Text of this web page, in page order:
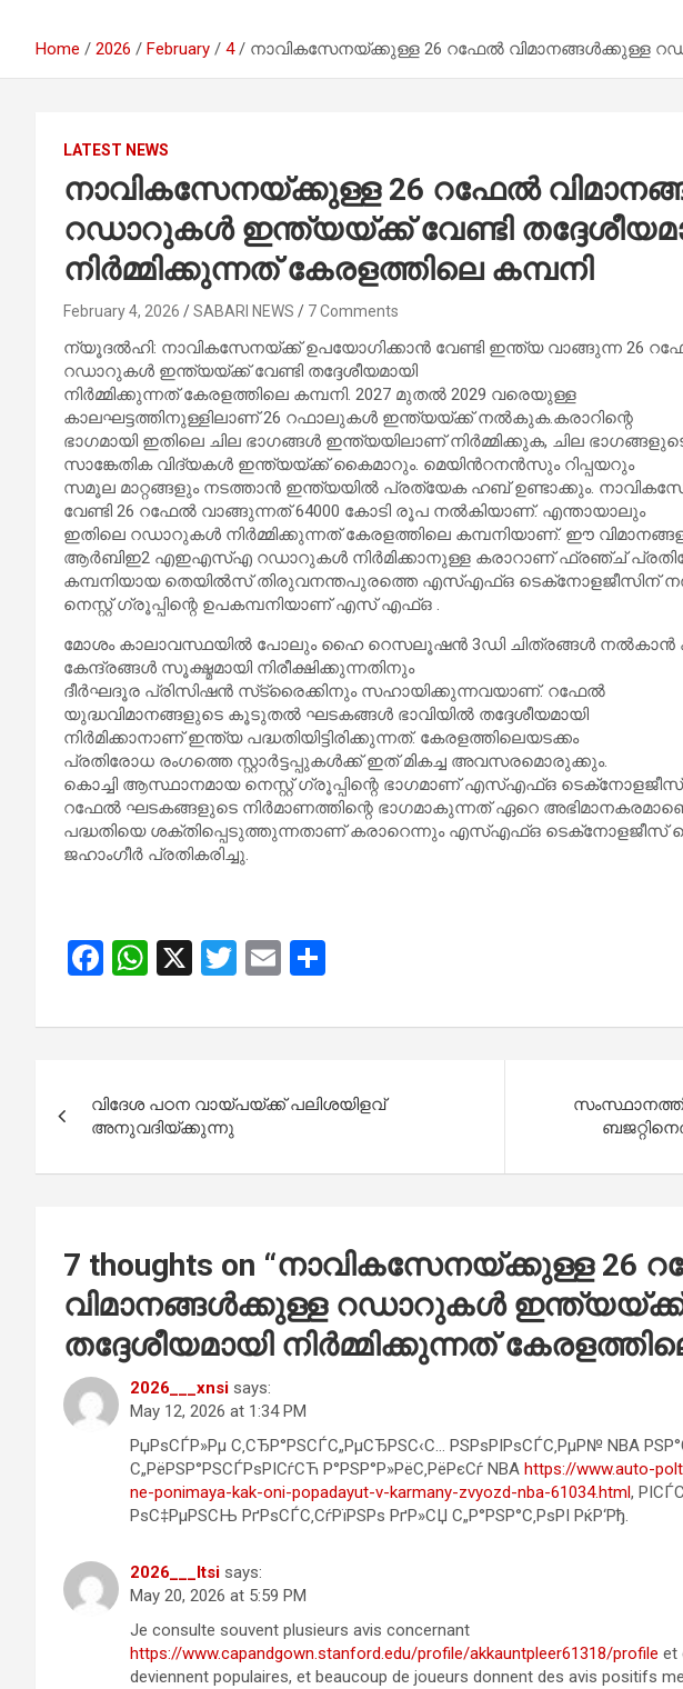
Home 2026 February 4 നാവികസേനയ്‌ക്കുള്ള 26 റഫേല്‍ വിമാനങ്ങള്‍ക്കുള്ള
LATEST NEWS
നാവികസേനയ്‌ക്കുള്ള 26 റഫേല്‍
റഡാറുകള്‍ ഇന്ത്യയ്‌ക്ക് വേണ്ടി
നിര്‍മ്മിക്കുന്നത് കേരളത്തിലെ കമ്പനി
February 4, 2026 SABARI NEWS 7 Comments
ന്യൂദല്‍ഹി: നാവികസേനയ്‌ക്ക് ഉപയോഗിക്കാന്‍ വേണ്ടി ഇന്ത്യ വാങ്ങുന്ന 26
റഡാറുകള്‍ ഇന്ത്യയ്‌ക്ക് വേണ്ടി തദ്ദേശീയമായി
നിര്‍മ്മിക്കുന്നത് കേരളത്തിലെ കമ്പനി. 2027 മുതല്‍ 2029 വരെയുള്ള
കാലഘട്ടത്തിനുള്ളിലാണ് 26 റഫാലുകള്‍ ഇന്ത്യയ്‌ക്ക് നല്‍കുക.കരാറിന്റെ
ഭാഗമായി ഇതിലെ ചില ഭാഗങ്ങള്‍ ഇന്ത്യയിലാണ് നിര്‍മ്മിക്കുക, ചില
സാങ്കേതിക വിദ്യകള്‍ ഇന്ത്യയ്‌ക്ക് കൈമാറും. മെയിന്‍റനന്‍സും റിപ്പയറും
സമൂല മാറ്റങ്ങളും നടത്താന്‍ ഇന്ത്യയില്‍ പ്രത്യേക ഹബ് ഉണ്ടാക്കും.
വേണ്ടി 26 റഫേല്‍ വാങ്ങുന്നത് 64000 കോടി രൂപ നല്‍കിയാണ്. എന്തായാലും
ഇതിലെ റഡാറുകള്‍ നിര്‍മ്മിക്കുന്നത് കേരളത്തിലെ കമ്പനിയാണ്. ഈ
ആര്‍ബിഇ2 എഇഎസ്എ റഡാറുകള്‍ നിര്‍മിക്കാനുള്ള കരാറാണ് ഫ്രഞ്ച്
കമ്പനിയായ തെയില്‍സ് തിരുവനന്തപുരത്തെ എസ്എഫ്ഒ ടെക്‌നോളജീസിന്
നെസ്റ്റ് ഗ്രൂപ്പിന്റെ ഉപകമ്പനിയാണ് എസ് എഫ്ഒ .
മോശം കാലാവസ്ഥയില്‍ പോലും ഹൈ റെസലൂഷന്‍ 3ഡി ചിത്രങ്ങള്‍
കേന്ദ്രങ്ങള്‍ സൂക്ഷ്മമായി നിരീക്ഷിക്കുന്നതിനും
ദീര്‍ഘദൂര പ്രിസിഷന്‍ സ്‌ട്രൈക്കിനും സഹായിക്കുന്നവയാണ്. റഫേല്‍
യുദ്ധവിമാനങ്ങളുടെ കൂടുതല്‍ ഘടകങ്ങള്‍ ഭാവിയില്‍ തദ്ദേശീയമായി
നിര്‍മിക്കാനാണ് ഇന്ത്യ പദ്ധതിയിട്ടിരിക്കുന്നത്. കേരളത്തിലെയടക്കം
പ്രതിരോധ രംഗത്തെ സ്റ്റാര്‍ട്ടപ്പുകള്‍ക്ക് ഇത് മികച്ച അവസരമൊരുക്കും.
കൊച്ചി ആസ്ഥാനമായ നെസ്റ്റ് ഗ്രൂപ്പിന്റെ ഭാഗമാണ് എസ്എഫ്ഒ
റഫേല്‍ ഘടകങ്ങളുടെ നിര്‍മാണത്തിന്റെ ഭാഗമാകുന്നത് ഏറെ
പദ്ധതിയെ ശക്തിപ്പെടുത്തുന്നതാണ് കരാറെന്നും എസ്എഫ്ഒ ടെക്‌നോളജീസ്
ജഹാംഗീര്‍ പ്രതികരിച്ചു.
F
ce
o
o
k
W
at
A
p
p
X
T
tt
E
ail ar
navigation
വിദേശ പഠന വായ്പയ്ക്ക് പലിശയിളവ്
അനുവദിയ്ക്കുന്നു
7 thoughts on “നാവികസേനയ്‌ക്കുള്ള 26
വിമാനങ്ങള്‍ക്കുള്ള റഡാറുകള്‍ ഇന്ത്യയ്‌ക്ക്
തദ്ദേശീയമായി നിര്‍മ്മിക്കുന്നത്
2026___xnsi says:
May 12, 2026 at 1:34 PM
РџРѕСЃР»Рµ С‚СЂР°РЅСЃС„РµСЂРЅС‹С… РЅРѕРІРѕСЃС‚РµР№ NBA
С„РёРЅР°РЅСЃРѕРІСѓСЋ Р°РЅР°Р»РёС‚РёРєСѓ NBA https://www.auto-
ne-ponimaya-kak-oni-popadayut-v-karmany-zvyozd-nba-61034.html,
РѕС‡РµРЅСЊ РґРѕСЃС‚СѓРїРЅРѕ РґР»СЏ С„Р°РЅР°С‚РѕРІ РќР‘Рђ.
2026___ltsi says:
May 20, 2026 at 5:59 PM
Je consulte souvent plusieurs avis concernant
https://www.capandgown.stanford.edu/profile/akkauntpleer61318/profile et
deviennent populaires, et beaucoup de joueurs donnent des avis positifs